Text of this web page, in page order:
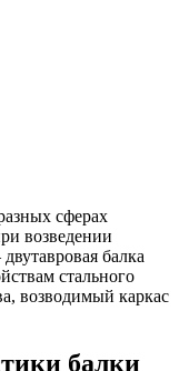
сферах
возведении
балка
стального
возводимый каркас
балки